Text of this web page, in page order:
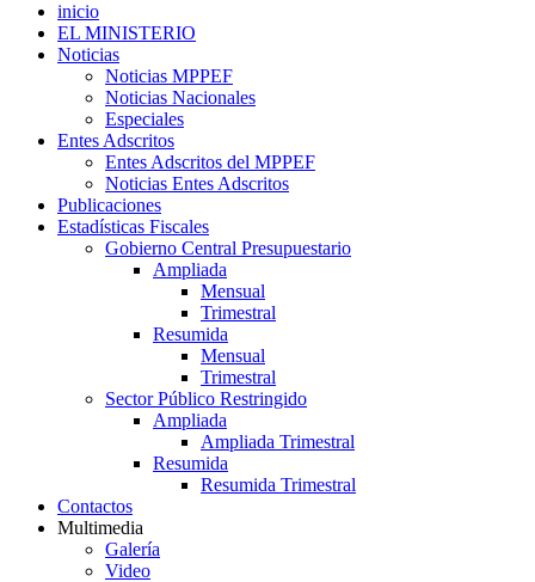
inicio
EL MINISTERIO
Noticias
Noticias MPPEF
Noticias Nacionales
Especiales
Entes Adscritos
Entes Adscritos del MPPEF
Noticias Entes Adscritos
Publicaciones
Estadísticas Fiscales
Gobierno Central Presupuestario
Ampliada
Mensual
Trimestral
Resumida
Mensual
Trimestral
Sector Público Restringido
Ampliada
Ampliada Trimestral
Resumida
Resumida Trimestral
Contactos
Multimedia
Galería
Video